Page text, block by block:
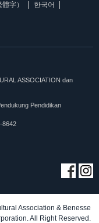
字）
한국어
ASSOCIATION dan
Pendidikan
8642
Association & Benesse
All Right Reserved.